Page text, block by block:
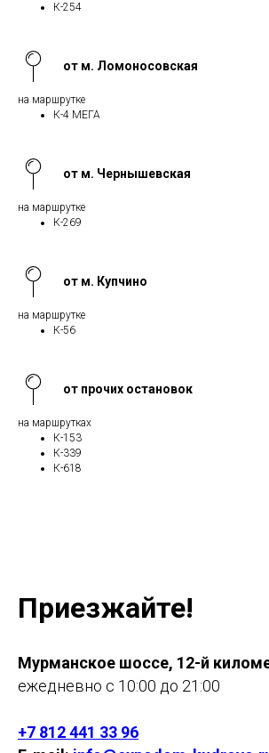
К-254
от м. Ломоносовская
на маршрутке
К-4 МЕГА
от м. Чернышевская
на маршрутке
К-269
от м. Купчино
на маршрутке
К-56
от прочих остановок
на маршрутках
К-153
К-339
К-618
Приезжайте!
Мурманское шоссе, 12-й
ежедневно с 10:00 до 21:00
+7 812 441 33 96